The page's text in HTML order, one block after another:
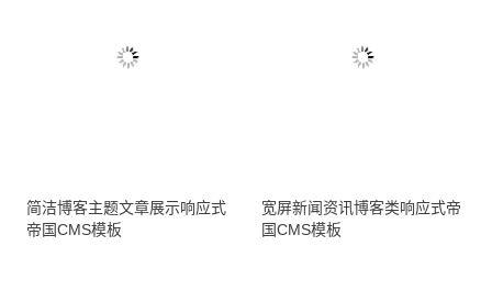
简洁博客主题文章展示响应式
帝国CMS模板
宽屏新闻资讯博客类响应式帝
国CMS模板